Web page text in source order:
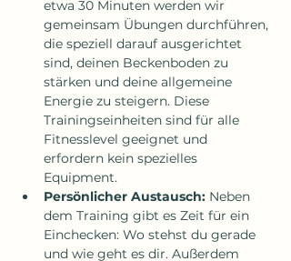
etwa 30 Minuten werden wir
gemeinsam Übungen durchführen,
die speziell darauf ausgerichtet
sind, deinen Beckenboden zu
stärken und deine allgemeine
Energie zu steigern. Diese
Trainingseinheiten sind für alle
Fitnesslevel geeignet und
erfordern kein spezielles
Equipment.
Persönlicher Austausch: Neben
dem Training gibt es Zeit für ein
Einchecken: Wo stehst du gerade
und wie geht es dir. Außerdem